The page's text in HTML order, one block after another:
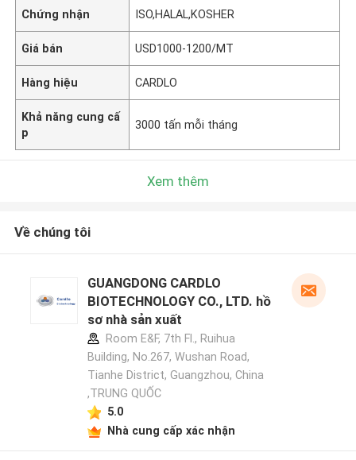
Chứng nhận ISO,HALAL,KOSHER
Giá bán USD1000-1200/MT
Hàng hiệu CARDLO
Khả năng cung cấ
p
3000 tấn mỗi tháng
Xem thêm
Về chúng tôi
GUANGDONG CARDLO
BIOTECHNOLOGY CO., LTD. hồ
sơ nhà sản xuất
Room E&F, 7th Fl., Ruihua
Building, No.267, Wushan Road,
Tianhe District, Guangzhou, China
,TRUNG QUỐC
5.0
Nhà cung cấp xác nhận